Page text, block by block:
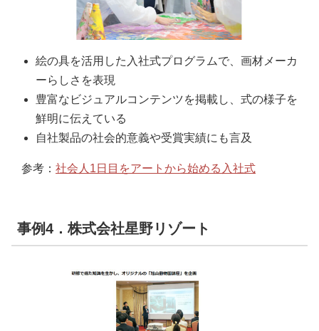
絵の具を活用した入社式プログラムで、画材メーカ
ーらしさを表現
豊富なビジュアルコンテンツを掲載し、式の様子を
鮮明に伝えている
自社製品の社会的意義や受賞実績にも言及
参考： 社会人1日目をアートから始める入社式
事例4．株式会社星野リゾート